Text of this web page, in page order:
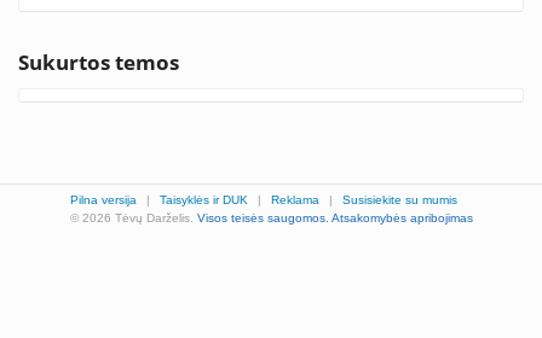
Sukurtos temos
Pilna versija | Taisyklės ir DUK | Reklama |
Susisiekite su mumis
© 2026 Tėvų Darželis. Visos teisės saugomos. Atsakomybės apribojimas